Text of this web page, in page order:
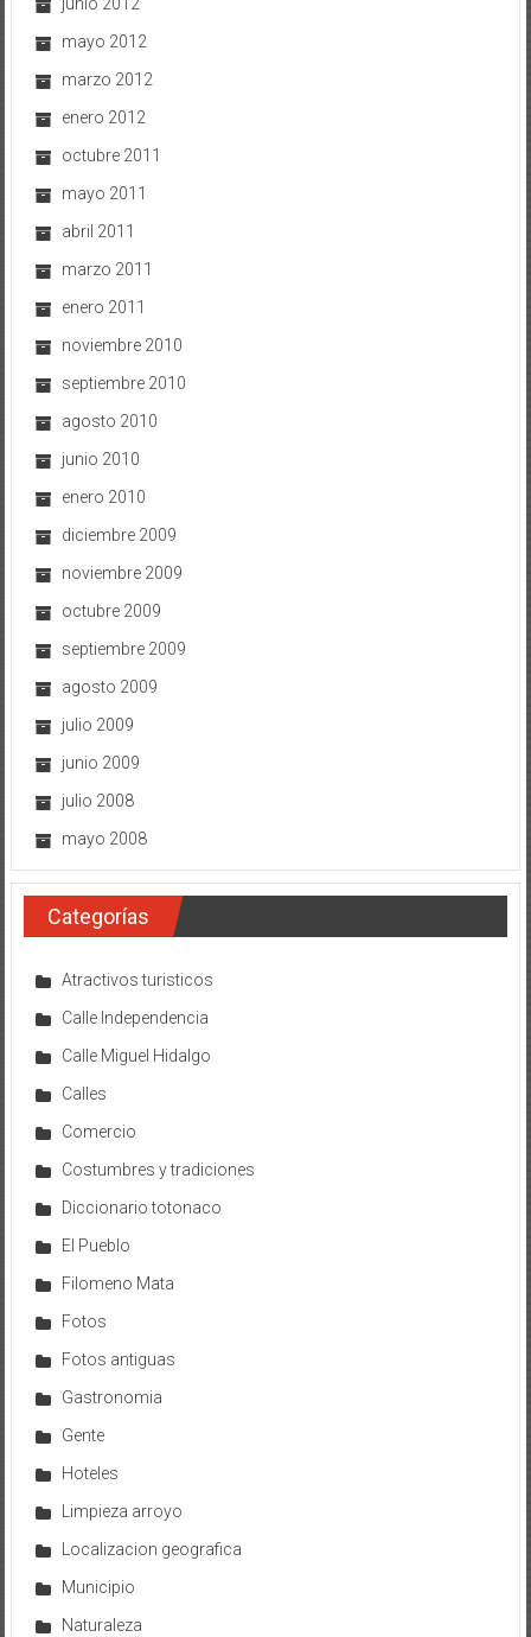
mayo 2012
marzo 2012
enero 2012
octubre 2011
mayo 2011
abril 2011
marzo 2011
enero 2011
noviembre 2010
septiembre 2010
agosto 2010
junio 2010
enero 2010
diciembre 2009
noviembre 2009
octubre 2009
septiembre 2009
agosto 2009
julio 2009
junio 2009
julio 2008
mayo 2008
Categorías
Atractivos turisticos
Calle Independencia
Calle Miguel Hidalgo
Calles
Comercio
Costumbres y tradiciones
Diccionario totonaco
El Pueblo
Filomeno Mata
Fotos
Fotos antiguas
Gastronomia
Gente
Hoteles
Limpieza arroyo
Localizacion geografica
Municipio
Naturaleza